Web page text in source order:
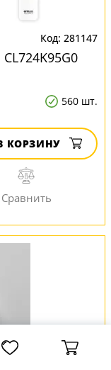
281147
560 шт.
КОРЗИНУ